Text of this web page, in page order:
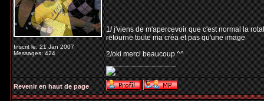
Inscrit le: 21 Jan 2007
Messages: 424
1/ j'viens de m'apercevoir que c'est normal la
retourne toute ma créa et pas qu'une image
2/oki merci beaucoup ^^
_________________
Revenir en haut de page